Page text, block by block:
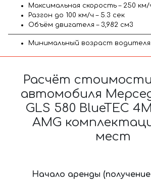
Максимальная скорость – 250 км/
Разгон до 100 км/ч – 5.3 сек
Объём двигателя – 3,982 см3
Минимальный возраст водителя
Расчёт
автомобиля
GLS 580 BlueTEC
AMG
мест
Начало аренды